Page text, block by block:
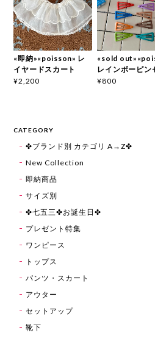
«即納»«poisson» レ
イヤードスカート
¥2,200
«sold
レインボーピン
¥800
CATEGORY
✤ブランド別 カテゴリ A→Z✤
New Collection
即納商品
サイズ別
✤七五三✤お誕生日✤
プレゼント特集
ワンピース
トップス
パンツ・スカート
アウター
セットアップ
靴下